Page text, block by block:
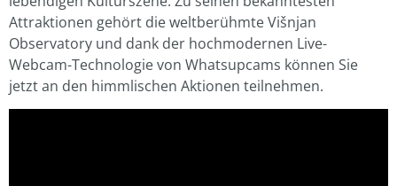
Attraktionen gehört die weltberühmte Višnjan
Observatory und dank der hochmodernen Live-
Webcam-Technologie von Whatsupcams können Sie
jetzt an den himmlischen Aktionen teilnehmen.